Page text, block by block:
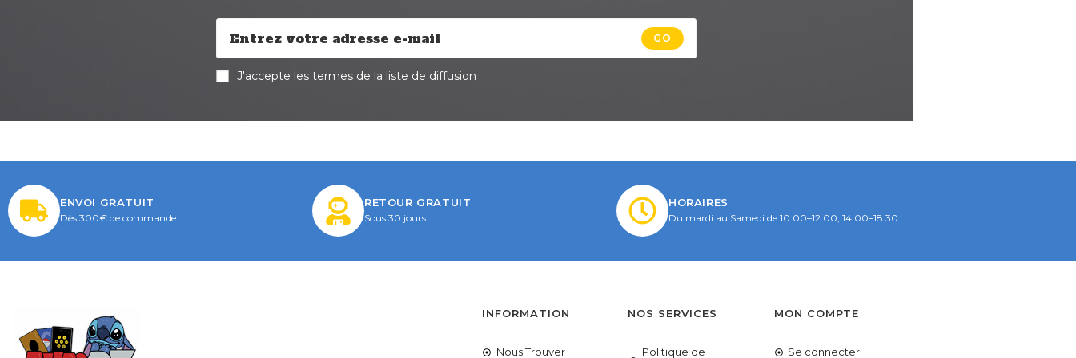
GO
J'accepte les termes de la liste de diffusion
ENVOI GRATUIT
Dès 300€ de commande
RETOUR GRATUIT
Sous 30 jours
HORAIRES
Du mardi au Samedi de 10:00–12:00, 14:00–18:30
INFORMATION
Nous Trouver
NOS SERVICES
Politique de
MON COMPTE
Se connecter